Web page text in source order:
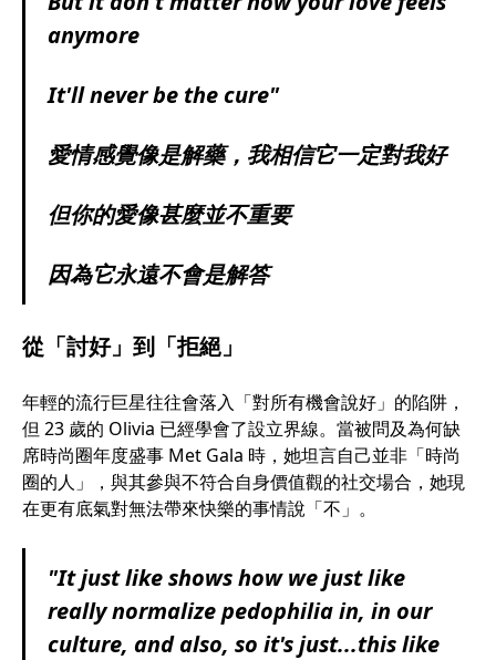
anymore
It'll never be the cure"
愛情感覺像是解藥，我相信它一定對我好
但你的愛像甚麼並不重要
因為它永遠不會是解答
從「討好」到「拒絕」
年輕的流行巨星往往會落入「對所有機會說好」的陷阱，
但 23 歲的 Olivia 已經學會了設立界線。當被問及為何缺
席時尚圈年度盛事 Met Gala 時，她坦言自己並非「時尚
圈的人」，與其參與不符合自身價值觀的社交場合，她現
在更有底氣對無法帶來快樂的事情說「不」。
"It just like shows how we just like
really normalize pedophilia in, in our
culture, and also, so it's just...this like